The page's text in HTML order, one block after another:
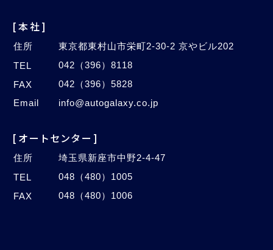
[本社]
住所
東京都東村山市栄町2-30-2 京やビル202
TEL
042（396）8118
FAX
042（396）5828
Email
info@autogalaxy.co.jp
[オートセンター]
住所
埼玉県新座市中野2-4-47
TEL
048（480）1005
FAX
048（480）1006